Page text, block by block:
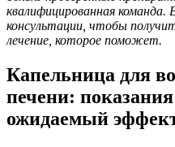
квалифицированная команда.
консультации, чтобы
лечение, которое поможет.
Капельница для
печени:
ожидаемый